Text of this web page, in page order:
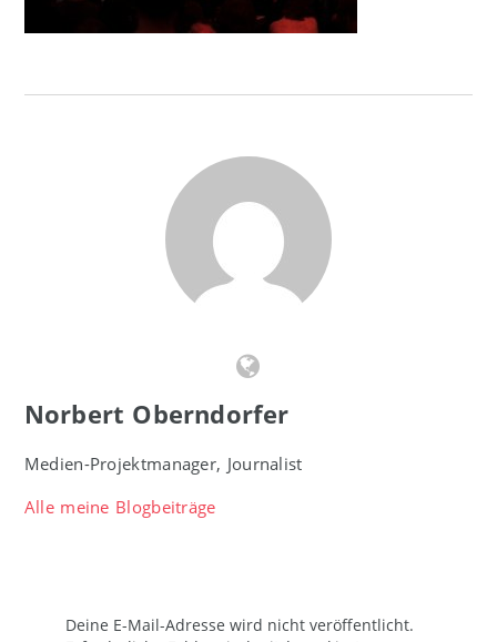
Norbert Oberndorfer
Medien-Projektmanager, Journalist
Alle meine Blogbeiträge
Deine E-Mail-Adresse wird nicht veröffentlicht.